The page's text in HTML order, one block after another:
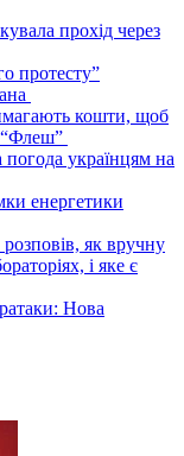
прохід через
протесту”
кошти, щоб
“Флеш”
погода українцям на
енергетики
як вручну
і яке є
Нова